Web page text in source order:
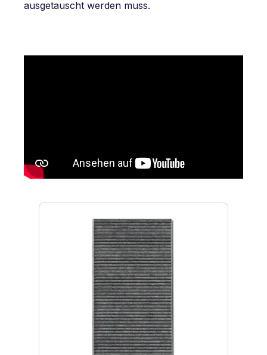
ausgetauscht werden muss.
Produktgalerie überspringen